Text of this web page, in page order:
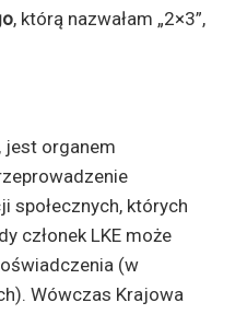
, którą nazwałam „2×3”,
jest organem
społecznych, których
członek LKE może
(w
Wówczas Krajowa